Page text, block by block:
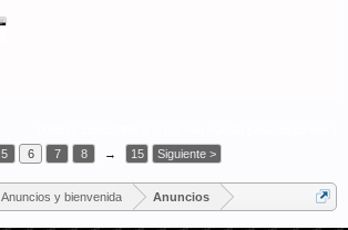
5 6 7 8 → 15 Siguiente >
Anuncios y bienvenida Anuncios